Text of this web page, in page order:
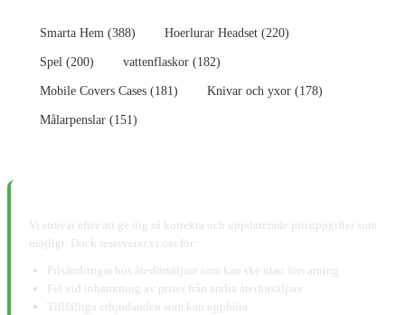
Smarta Hem (388) Hoerlurar Headset (220)
Spel (200) vattenflaskor (182)
Mobile Covers Cases (181) Knivar och yxor (178)
Målarpenslar (151)
Vi strävar efter att ge dig så korrekta och uppdaterade prisuppgifter som
möjligt. Dock reserverar vi oss för:
Prisändringar hos återförsäljare som kan ske utan förvarning
Fel vid inhämtning av priser från andra återförsäljare
Tillfälliga erbjudanden som kan upphöra